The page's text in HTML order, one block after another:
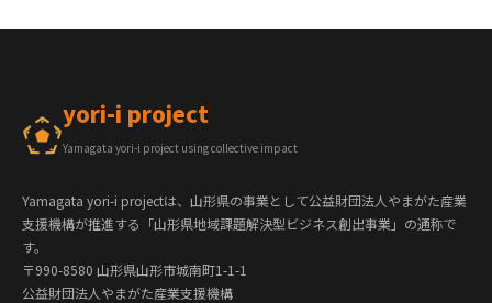
yori-i project
Yamagata yori-i project using collective impact
Yamagata yori-i projectは、山形県の事業として公益財団法人やまがた産業
支援機構が推進する「山形県地域課題解決型ビジネス創出事業」の通称で
す。
〒990-8580 山形県山形市城南町1-1-1
公益財団法人やまがた産業支援機構